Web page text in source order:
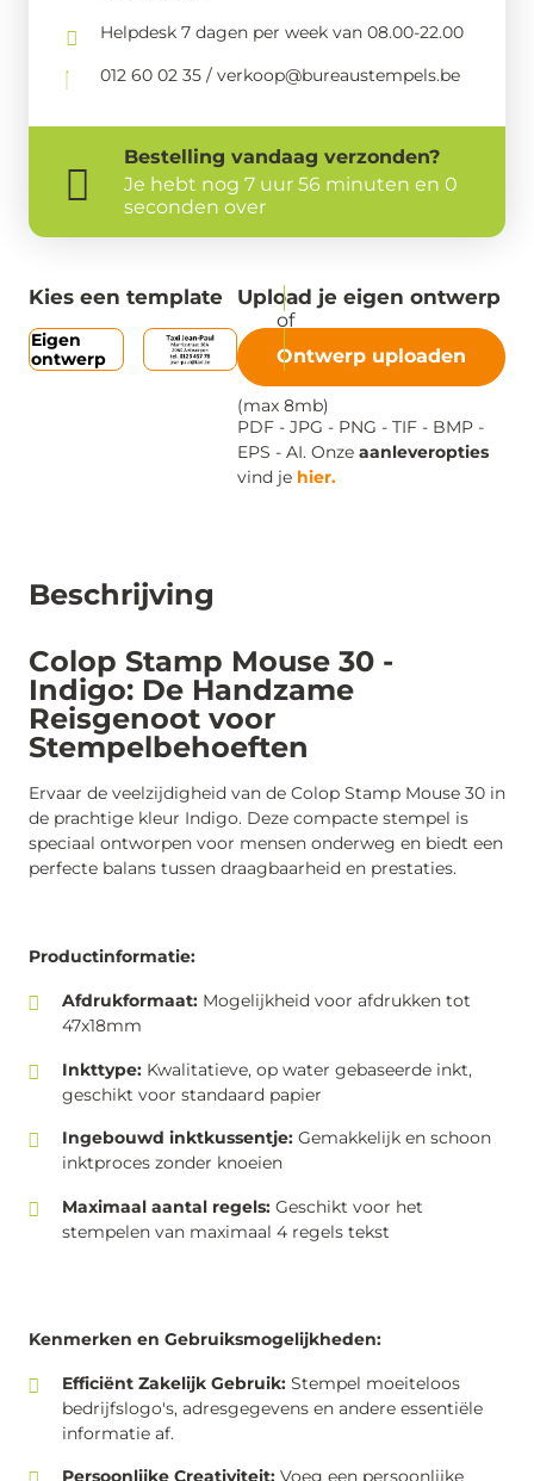
Beschrijving
Colop Stamp Mouse 30 -
Indigo: De Handzame
Reisgenoot voor
Stempelbehoeften
Ervaar de veelzijdigheid van de Colop Stamp Mouse 30 in
de prachtige kleur Indigo. Deze compacte stempel is
speciaal ontworpen voor mensen onderweg en biedt een
perfecte balans tussen draagbaarheid en prestaties.
Productinformatie:
Afdrukformaat: Mogelijkheid voor afdrukken tot
47x18mm
Inkttype: Kwalitatieve, op water gebaseerde inkt,
geschikt voor standaard papier
Ingebouwd inktkussentje: Gemakkelijk en schoon
inktproces zonder knoeien
Maximaal aantal regels: Geschikt voor het
stempelen van maximaal 4 regels tekst
Kenmerken en Gebruiksmogelijkheden:
Efficiënt Zakelijk Gebruik: Stempel moeiteloos
bedrijfslogo's, adresgegevens en andere essentiële
informatie af.
Persoonlijke Creativiteit: Voeg een persoonlijke
Helpdesk 7 dagen per week van 08.00-22.00
012 60 02 35 / verkoop@bureaustempels.be
Bestelling vandaag verzonden?
Je hebt nog 7 uur 56 minuten en 0
seconden over
Kies een template
Eigen
ontwerp
Upload je eigen ontwerp
Ontwerp uploaden
(max 8mb)
PDF - JPG - PNG - TIF - BMP -
EPS - AI. Onze aanleveropties
vind je hier.